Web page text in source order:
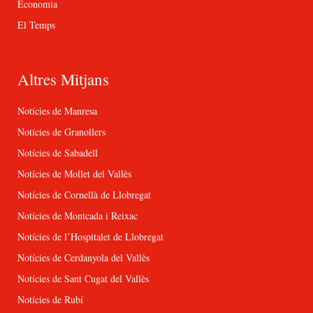
Economia
El Temps
Altres Mitjans
Notícies de Manresa
Notícies de Granollers
Notícies de Sabadell
Notícies de Mollet del Vallès
Notícies de Cornellà de Llobregat
Notícies de Montcada i Reixac
Notícies de l’Hospitalet de Llobregat
Notícies de Cerdanyola del Vallès
Notícies de Sant Cugat del Vallès
Notícies de Rubí